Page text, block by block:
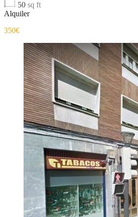
50 sq ft
Alquiler
350€